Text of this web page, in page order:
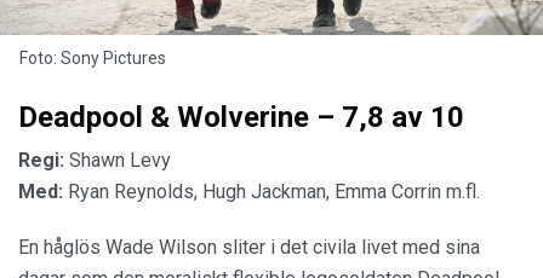
Foto: Sony Pictures
Deadpool & Wolverine – 7,8 av 10
Regi: Shawn Levy
Med: Ryan Reynolds, Hugh Jackman, Emma Corrin m.fl.
En håglös Wade Wilson sliter i det civila livet med sina